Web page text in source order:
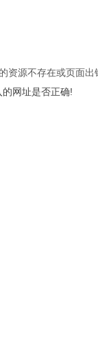
资源不存在或页面出
网址是否正确!